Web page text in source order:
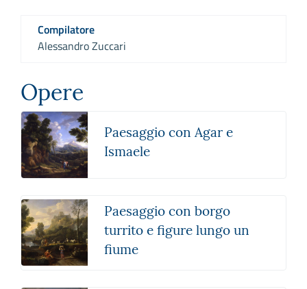
Compilatore
Alessandro Zuccari
Opere
Paesaggio con Agar e
Ismaele
Paesaggio con borgo
turrito e figure lungo un
fiume